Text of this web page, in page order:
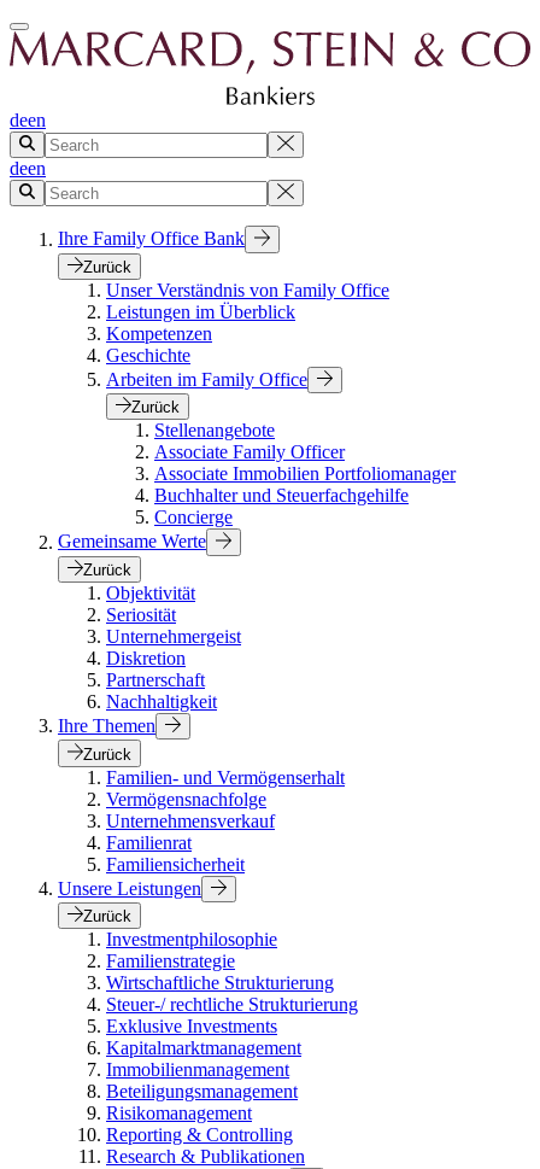
deen
deen
Ihre Family Office Bank
Zurück
Unser Verständnis von Family Office
Leistungen im Überblick
Kompetenzen
Geschichte
Arbeiten im Family Office
Zurück
Stellenangebote
Associate Family Officer
Associate Immobilien Portfoliomanager
Buchhalter und Steuerfachgehilfe
Concierge
Gemeinsame Werte
Zurück
Objektivität
Seriosität
Unternehmergeist
Diskretion
Partnerschaft
Nachhaltigkeit
Ihre Themen
Zurück
Familien- und Vermögenserhalt
Vermögensnachfolge
Unternehmensverkauf
Familienrat
Familiensicherheit
Unsere Leistungen
Zurück
Investmentphilosophie
Familienstrategie
Wirtschaftliche Strukturierung
Steuer-/ rechtliche Strukturierung
Exklusive Investments
Kapitalmarktmanagement
Immobilienmanagement
Beteiligungsmanagement
Risikomanagement
Reporting & Controlling
Research & Publikationen